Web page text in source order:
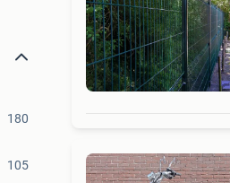
180
105